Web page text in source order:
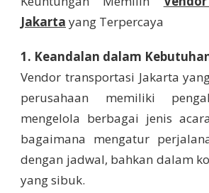
Jakarta yang Terpercaya
1. Keandalan dalam
Vendor transportasi Jakarta
perusahaan memiliki
mengelola berbagai jenis
bagaimana mengatur
dengan jadwal, bahkan dalam
yang sibuk.